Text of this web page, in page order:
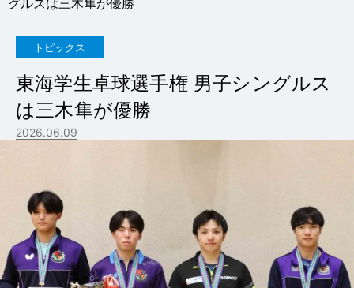
グルスは三木隼が優勝
トピックス
東海学生卓球選手権 男子シングルス
は三木隼が優勝
2026.06.09